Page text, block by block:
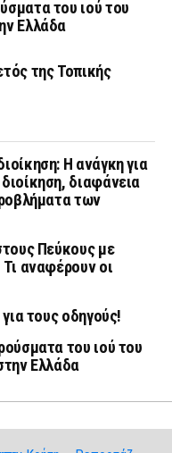
του ιού του
Ελλάδα
της Τοπικής
Η ανάγκη για
διαφάνεια
των
Πεύκους με
αναφέρουν οι
τους οδηγούς!
του ιού του
Ελλάδα